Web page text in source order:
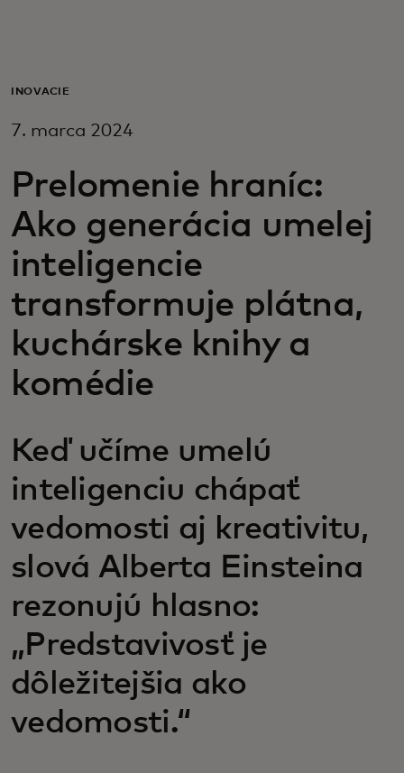
Pre firmy
Pre inovátorov
Novinky a trendy
INOVÁCIE
7. marca 2024
Prelomenie hraníc:
Ako generácia umelej
inteligencie
transformuje plátna,
kuchárske knihy a
komédie
Keď učíme umelú
inteligenciu chápať
vedomosti aj kreativitu,
slová Alberta Einsteina
rezonujú hlasno:
„Predstavivosť je
dôležitejšia ako
vedomosti.“